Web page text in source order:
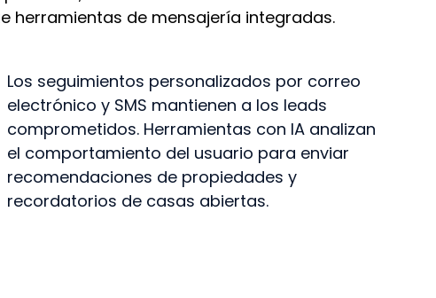
herramientas de mensajería integradas.
Los seguimientos personalizados por correo
electrónico y SMS mantienen a los leads
comprometidos. Herramientas con IA analizan
el comportamiento del usuario para enviar
recomendaciones de propiedades y
recordatorios de casas abiertas.